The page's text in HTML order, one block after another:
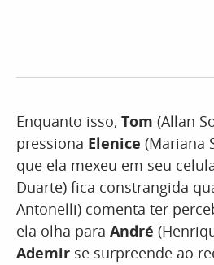
Enquanto isso, Tom (Allan
pressiona Elenice (Mariana
que ela mexeu em seu
Duarte) fica constrangida
Antonelli) comenta ter
ela olha para André
Ademir se surpreende ao